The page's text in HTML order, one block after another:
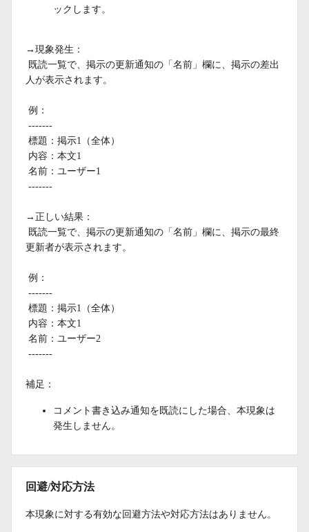
ックします。
→現象発生：
既読一覧で、掲示の更新通知の「名前」欄に、掲示の差出
人が表示されます。
例：
-------
標題：掲示1（全体）
内容：本文1
名前：ユーザー1
-------
→正しい結果：
既読一覧で、掲示の更新通知の「名前」欄に、掲示の最終
更新者が表示されます。
例：
-------
標題：掲示1（全体）
内容：本文1
名前：ユーザー2
-------
補足：
コメント書き込み通知を既読にした場合、本現象は
発生しません。
回避/対応方法
本現象に対する有効な回避方法や対応方法はありません。